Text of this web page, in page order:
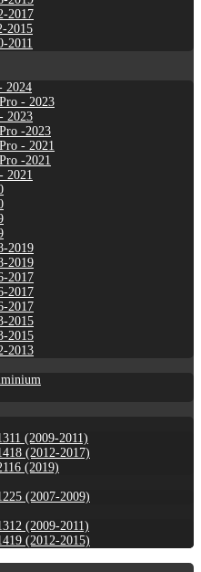
2017
2015
2011
2024
- 2023
2023
-2023
- 2021
-2021
2021
2019
2019
2017
2017
2017
2015
2015
2013
(2009-2011)
(2012-2017)
(2019)
(2007-2009)
(2009-2011)
(2012-2015)